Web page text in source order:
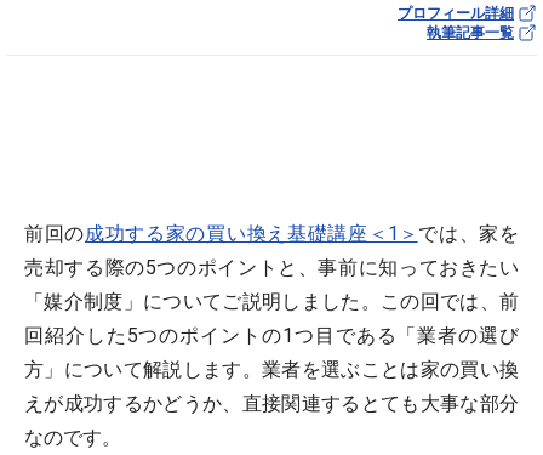
プロフィール詳細
執筆記事一覧
前回の成功する家の買い換え基礎講座＜1＞ では、家を
売却する際の5つのポイントと、事前に知っておきたい
「媒介制度」についてご説明しました。この回では、前
回紹介した5つのポイントの1つ目である「業者の選び
方」について解説します。業者を選ぶことは家の買い換
えが成功するかどうか、直接関連するとても大事な部分
なのです。